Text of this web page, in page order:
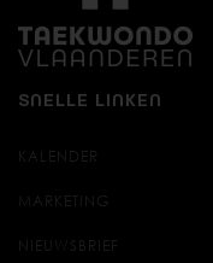
SNELLE LINKEN
KALENDER
MARKETING
NIEUWSBRIEF